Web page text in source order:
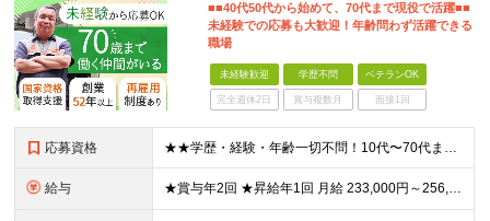
■■40代50代から始めて、70代まで現役で活躍■■
未経験での応募も大歓迎！年齢問わず活躍できる
職場
未経験歓迎 学歴不問 ベテランOK
完全週休2日 賞与複数月 面接1回
応募資格 ★★学歴・経験・年齢一切不問！10代〜70代まで活躍中★★ ■未経験歓迎 ■第二新卒歓迎・ブランクOK 人物重視の採用です！元気な挨拶ができる方、安定した環境で長く働きたい方を歓迎します。
給与 ★賞与年2回 ★昇給年1回 月給 233,000円～256,000円 +（各種手当）+（賞与年2回） ※経験、能力等を考慮の上、決定！月収30万円以上も可能です ※経験者の方は優遇します ※3ヶ月の